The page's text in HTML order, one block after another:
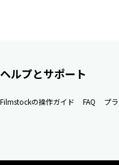
ヘルプとサポート
Filmstockの操作ガイド FAQ プ